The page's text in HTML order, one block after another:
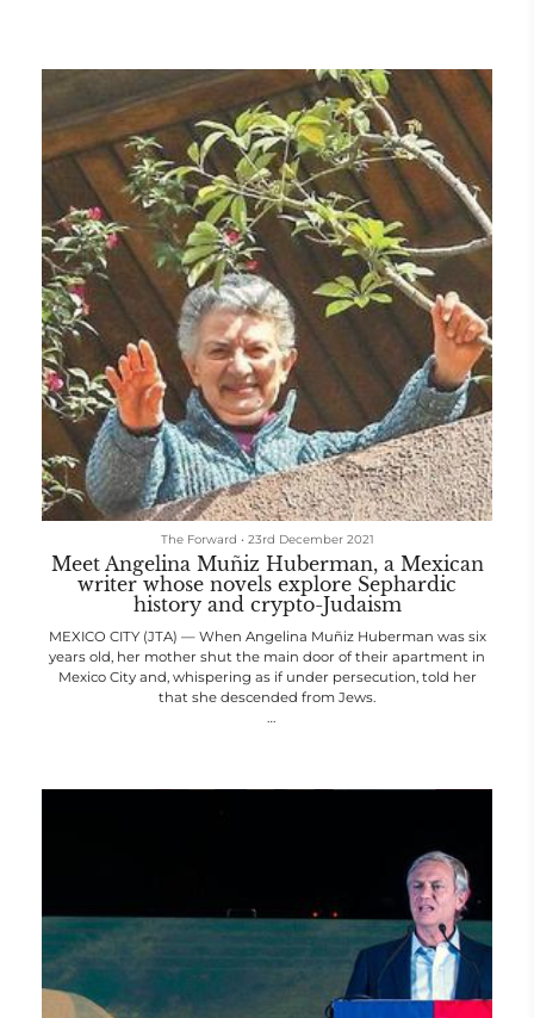
The Forward • 23rd December 2021
Meet Angelina Muñiz Huberman, a Mexican
writer whose novels explore Sephardic
history and crypto-Judaism
MEXICO CITY (JTA) — When Angelina Muñiz Huberman was six
years old, her mother shut the main door of their apartment in
Mexico City and, whispering as if under persecution, told her
that she descended from Jews.